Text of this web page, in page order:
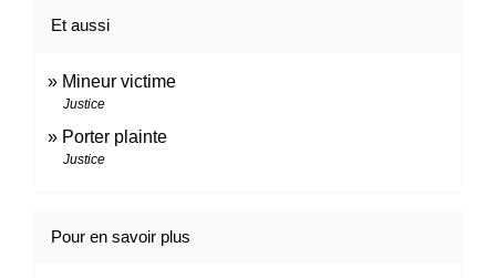
Et aussi
Mineur victime
Justice
Porter plainte
Justice
Pour en savoir plus